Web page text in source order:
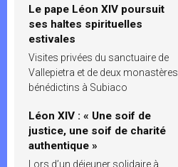
Le pape Léon XIV poursuit
ses haltes spirituelles
estivales
Visites privées du sanctuaire de
Vallepietra et de deux monastères
bénédictins à Subiaco
Léon XIV : « Une soif de
justice, une soif de charité
authentique »
Lors d’un déjeuner solidaire à